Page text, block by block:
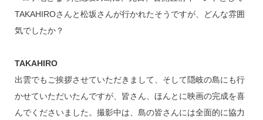
TAKAHIROさんと松坂さんが行かれたそうですが、どんな雰囲
気でしたか？
TAKAHIRO
出雲でもご挨拶させていただきまして、そして隠岐の島にも行
かせていただいたんですが、皆さん、ほんとに映画の完成を喜
んでくださいました。撮影中は、島の皆さんには全面的に協力